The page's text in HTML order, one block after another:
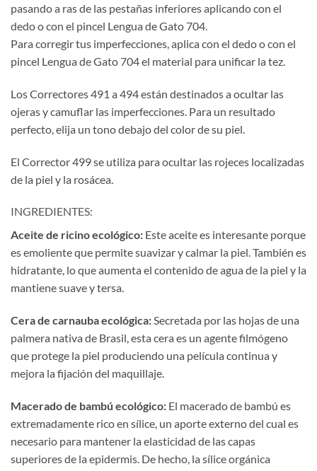
pasando a ras de las pestañas inferiores aplicando con el
dedo o con el pincel Lengua de Gato 704.
Para corregir tus imperfecciones, aplica con el dedo o con el
pincel Lengua de Gato 704 el material para unificar la tez.
Los Correctores 491 a 494 están destinados a ocultar las
ojeras y camuflar las imperfecciones. Para un resultado
perfecto, elija un tono debajo del color de su piel.
El Corrector 499 se utiliza para ocultar las rojeces localizadas
de la piel y la rosácea.
INGREDIENTES:
Aceite de ricino ecológico: Este aceite es interesante porque
es emoliente que permite suavizar y calmar la piel. También es
hidratante, lo que aumenta el contenido de agua de la piel y la
mantiene suave y tersa.
Cera de carnauba ecológica:Secretada por las hojas de una
palmera nativa de Brasil, esta cera es un agente filmógeno
que protege la piel produciendo una película continua y
mejora la fijación del maquillaje.
Macerado de bambú ecológico: El macerado de bambú es
extremadamente rico en sílice, un aporte externo del cual es
necesario para mantener la elasticidad de las capas
superiores de la epidermis. De hecho, la sílice orgánica